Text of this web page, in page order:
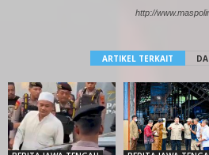
http://
ARTIKEL TERKAIT